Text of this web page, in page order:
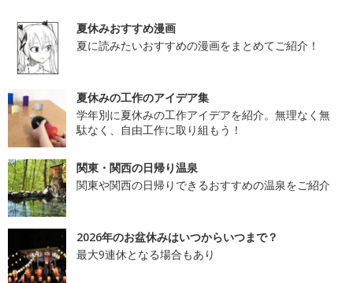
夏休みおすすめ漫画
夏に読みたいおすすめの漫画をまとめてご紹介！
夏休みの工作のアイデア集
学年別に夏休みの工作アイデアを紹介。無理なく無
駄なく、自由工作に取り組もう！
関東・関西の日帰り温泉
関東や関西の日帰りできるおすすめの温泉をご紹介
2026年のお盆休みはいつからいつまで？
最大9連休となる場合もあり